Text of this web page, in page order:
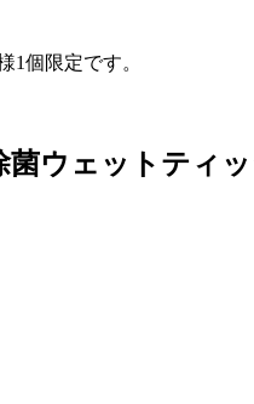
1個限定です。
菌ウェットティ